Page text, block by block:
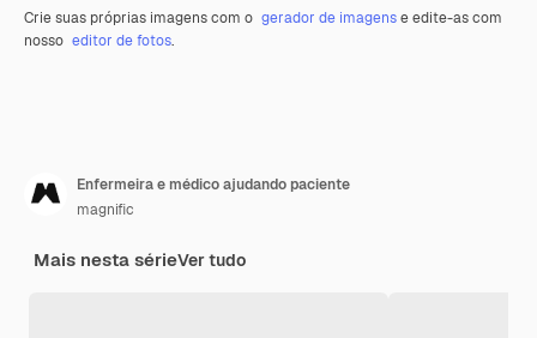
Crie suas próprias imagens com o gerador de imagense edite-as com
nosso editor de fotos.
Enfermeira e médico ajudando paciente
magnific
Mais nesta sérieVer tudo